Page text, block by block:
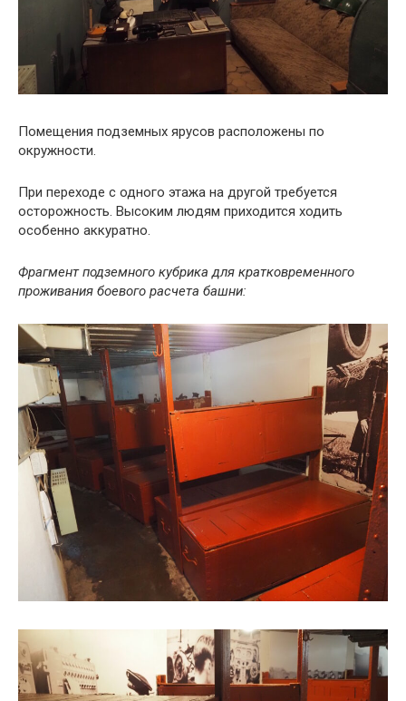
Помещения подземных ярусов расположены по
окружности.
При переходе с одного этажа на другой требуется
осторожность. Высоким людям приходится ходить
особенно аккуратно.
Фрагмент подземного кубрика для кратковременного
проживания боевого расчета башни: